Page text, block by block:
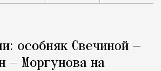
особняк Свечиной —
— Моргунова на